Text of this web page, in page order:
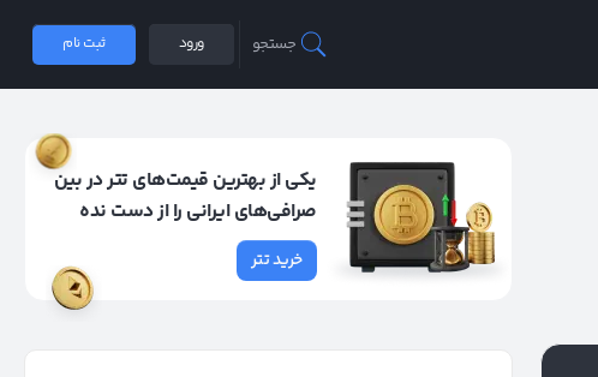
جستجو ورود ثبت نام
یکی از بهترین قیمت‌های تتر در بین
صرافی‌های ایرانی را از دست نده
خرید تتر